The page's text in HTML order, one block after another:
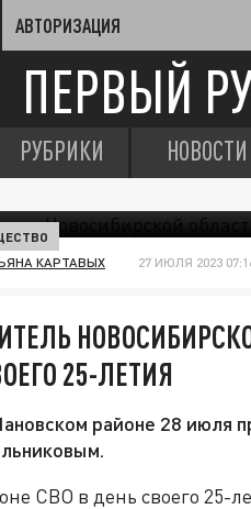
АВТОРИЗАЦИЯ
ПЕРВЫЙ
РУБРИКИ НОВОСТИ
КАРТАВЫХ 27 ИЮЛЯ 2023
25-ЛЕТИЯ
районе 28 июля
СВО в день своего 25-